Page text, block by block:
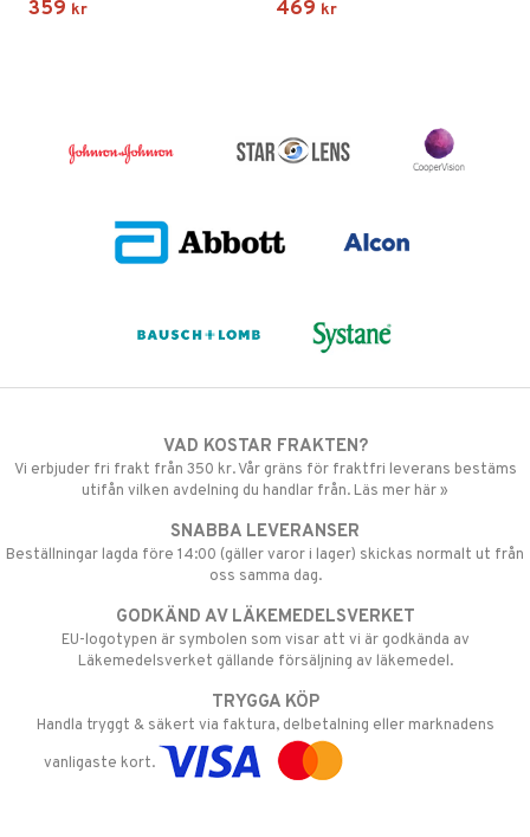
359 kr 469 kr
VAD KOSTAR FRAKTEN?
Vi erbjuder fri frakt från 350 kr. Vår gräns för fraktfri leverans bestäms
utifån vilken avdelning du handlar från. Läs mer här »
SNABBA LEVERANSER
Beställningar lagda före 14:00 (gäller varor i lager) skickas normalt ut från
oss samma dag.
GODKÄND AV LÄKEMEDELSVERKET
EU-logotypen är symbolen som visar att vi är godkända av
Läkemedelsverket gällande försäljning av läkemedel.
TRYGGA KÖP
Handla tryggt & säkert via faktura, delbetalning eller marknadens
vanligaste kort.